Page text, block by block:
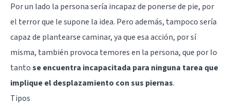
Por un lado la persona sería incapaz de ponerse de pie, por
el terror que le supone la idea. Pero además, tampoco sería
capaz de plantearse caminar, ya que esa acción, por sí
misma, también provoca temores en la persona, que por lo
tantose encuentra incapacitada para ninguna tarea que
implique el desplazamiento con sus piernas.
Tipos